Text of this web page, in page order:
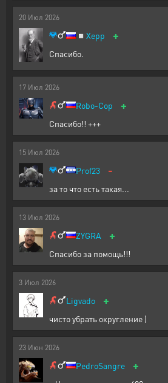
20 Июл 2026
◽ Xepp +
Спасибо.
17 Июл 2026
Robo-Cop +
Спасибо!! +++
15 Июл 2026
Prof23 -
за то что есть такая...
13 Июл 2026
ZYGRA +
Спасибо за помощь!!!
3 Июл 2026
Ligvado +
чисто убрать округление )
23 Июн 2026
PedroSangre +